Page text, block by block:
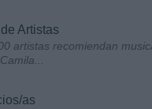
Artistas
artistas recomiendan
as